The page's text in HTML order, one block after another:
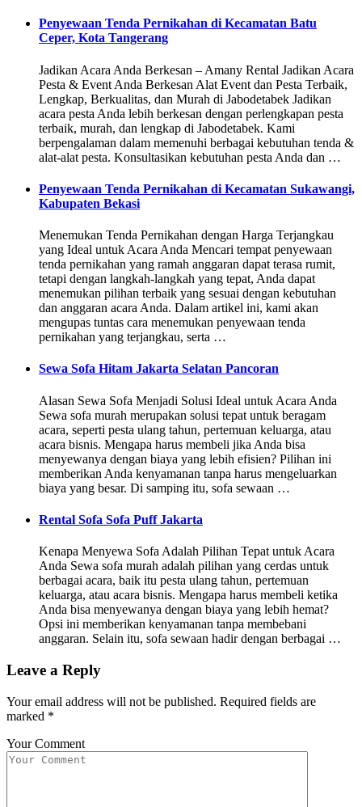
Penyewaan Tenda Pernikahan di Kecamatan Batu
Ceper, Kota Tangerang
Jadikan Acara Anda Berkesan – Amany Rental Jadikan Acara
Pesta & Event Anda Berkesan Alat Event dan Pesta Terbaik,
Lengkap, Berkualitas, dan Murah di Jabodetabek Jadikan
acara pesta Anda lebih berkesan dengan perlengkapan pesta
terbaik, murah, dan lengkap di Jabodetabek. Kami
berpengalaman dalam memenuhi berbagai kebutuhan tenda &
alat-alat pesta. Konsultasikan kebutuhan pesta Anda dan …
Penyewaan Tenda Pernikahan di Kecamatan Sukawangi,
Kabupaten Bekasi
Menemukan Tenda Pernikahan dengan Harga Terjangkau
yang Ideal untuk Acara Anda Mencari tempat penyewaan
tenda pernikahan yang ramah anggaran dapat terasa rumit,
tetapi dengan langkah-langkah yang tepat, Anda dapat
menemukan pilihan terbaik yang sesuai dengan kebutuhan
dan anggaran acara Anda. Dalam artikel ini, kami akan
mengupas tuntas cara menemukan penyewaan tenda
pernikahan yang terjangkau, serta …
Sewa Sofa Hitam Jakarta Selatan Pancoran
Alasan Sewa Sofa Menjadi Solusi Ideal untuk Acara Anda
Sewa sofa murah merupakan solusi tepat untuk beragam
acara, seperti pesta ulang tahun, pertemuan keluarga, atau
acara bisnis. Mengapa harus membeli jika Anda bisa
menyewanya dengan biaya yang lebih efisien? Pilihan ini
memberikan Anda kenyamanan tanpa harus mengeluarkan
biaya yang besar. Di samping itu, sofa sewaan …
Rental Sofa Sofa Puff Jakarta
Kenapa Menyewa Sofa Adalah Pilihan Tepat untuk Acara
Anda Sewa sofa murah adalah pilihan yang cerdas untuk
berbagai acara, baik itu pesta ulang tahun, pertemuan
keluarga, atau acara bisnis. Mengapa harus membeli ketika
Anda bisa menyewanya dengan biaya yang lebih hemat?
Opsi ini memberikan kenyamanan tanpa membebani
anggaran. Selain itu, sofa sewaan hadir dengan berbagai …
Leave a Reply
Your email address will not be published. Required fields are
marked *
Your Comment